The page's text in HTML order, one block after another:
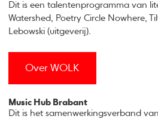
Dit is een talentenprogramma van
Watershed, Poetry Circle Nowhere,
Lebowski (uitgeverij).
Over WOLK
Music Hub Brabant
Dit is het samenwerkingsverband